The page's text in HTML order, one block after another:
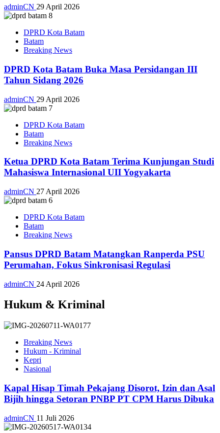
adminCN 29 April 2026
DPRD Kota Batam
Batam
Breaking News
DPRD Kota Batam Buka Masa Persidangan III
Tahun Sidang 2026
adminCN 29 April 2026
DPRD Kota Batam
Batam
Breaking News
Ketua DPRD Kota Batam Terima Kunjungan Studi
Mahasiswa Internasional UII Yogyakarta
adminCN 27 April 2026
DPRD Kota Batam
Batam
Breaking News
Pansus DPRD Batam Matangkan Ranperda PSU
Perumahan, Fokus Sinkronisasi Regulasi
adminCN 24 April 2026
Hukum & Kriminal
Breaking News
Hukum - Kriminal
Kepri
Nasional
Kapal Hisap Timah Pekajang Disorot, Izin dan Asal
Bijih hingga Setoran PNBP PT CPM Harus Dibuka
adminCN 11 Juli 2026